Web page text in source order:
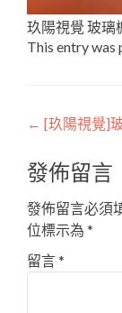
玖陽視覺 玻璃
This entry was
Post
← [玖陽視覺]
發佈留言
發佈留言必須
位標示為 *
留言*